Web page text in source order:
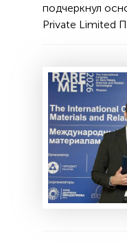
подчеркнул
Private Limited